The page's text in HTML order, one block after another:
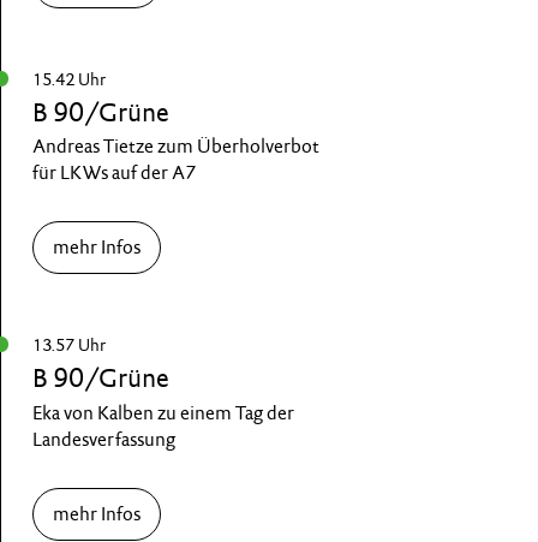
15.42 Uhr
B 90/Grüne
Andreas Tietze zum Überholverbot
für LKWs auf der A7
mehr Infos
13.57 Uhr
B 90/Grüne
Eka von Kalben zu einem Tag der
Landesverfassung
mehr Infos